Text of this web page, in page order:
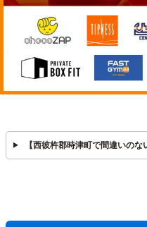
【西彼杵郡時津町で間違いのな